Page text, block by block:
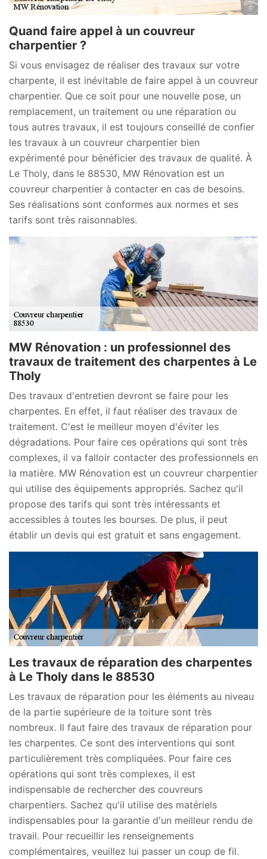
Quand faire appel à un couvreur
charpentier ?
Si vous envisagez de réaliser des travaux sur votre
charpente, il est inévitable de faire appel à un couvreur
charpentier. Que ce soit pour une nouvelle pose, un
remplacement, un traitement ou une réparation ou
tous autres travaux, il est toujours conseillé de confier
les travaux à un couvreur charpentier bien
expérimenté pour bénéficier des travaux de qualité. À
Le Tholy, dans le 88530, MW Rénovation est un
couvreur charpentier à contacter en cas de besoins.
Ses réalisations sont conformes aux normes et ses
tarifs sont très raisonnables.
MW Rénovation : un professionnel des
travaux de traitement des charpentes à Le
Tholy
Des travaux d'entretien devront se faire pour les
charpentes. En effet, il faut réaliser des travaux de
traitement. C'est le meilleur moyen d'éviter les
dégradations. Pour faire ces opérations qui sont très
complexes, il va falloir contacter des professionnels en
la matière. MW Rénovation est un couvreur charpentier
qui utilise des équipements appropriés. Sachez qu'il
propose des tarifs qui sont très intéressants et
accessibles à toutes les bourses. De plus, il peut
établir un devis qui est gratuit et sans engagement.
Les travaux de réparation des charpentes
à Le Tholy dans le 88530
Les travaux de réparation pour les éléments au niveau
de la partie supérieure de la toiture sont très
nombreux. Il faut faire des travaux de réparation pour
les charpentes. Ce sont des interventions qui sont
particulièrement très compliquées. Pour faire ces
opérations qui sont très complexes, il est
indispensable de rechercher des couvreurs
charpentiers. Sachez qu'il utilise des matériels
indispensables pour la garantie d'un meilleur rendu de
travail. Pour recueillir les renseignements
complémentaires, veuillez lui passer un coup de fil.